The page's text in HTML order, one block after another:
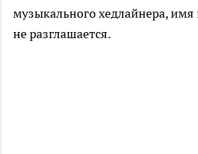
музыкального хедлайнера, имя
не разглашается.